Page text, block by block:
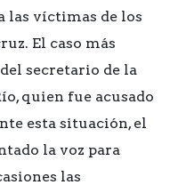
las víctimas de los
El caso más
secretario de la
quien fue acusado
esta situación, el
la voz para
las